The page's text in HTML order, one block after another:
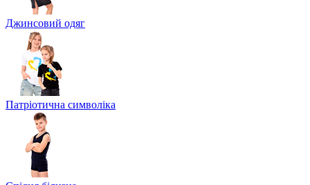
Джинсовий одяг
Патріотична символіка